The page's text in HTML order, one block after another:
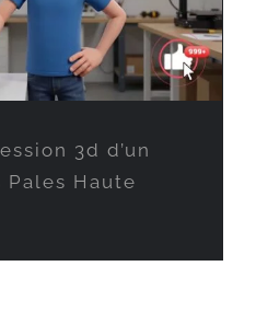
3d d’un
Haute